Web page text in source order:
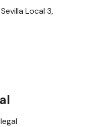
Local 3,